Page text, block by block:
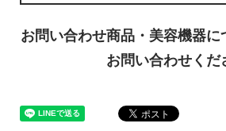
お問い合わせ商品・美容機器に
お問い合わせくだ